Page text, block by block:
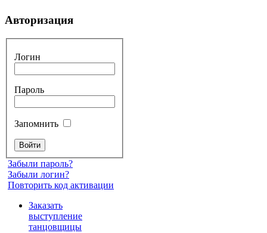
Авторизация
Логин
Пароль
Запомнить
Забыли пароль?
Забыли логин?
Повторить код активации
Заказать
выступление
танцовщицы